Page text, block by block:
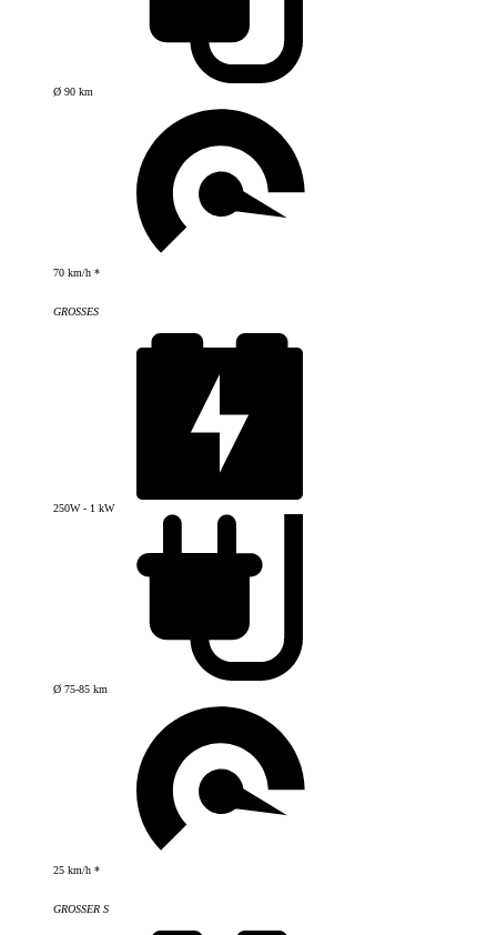
Ø 90 km
70 km/h *
GROSSES
250W - 1 kW
Ø 75-85 km
25 km/h *
GROSSER S